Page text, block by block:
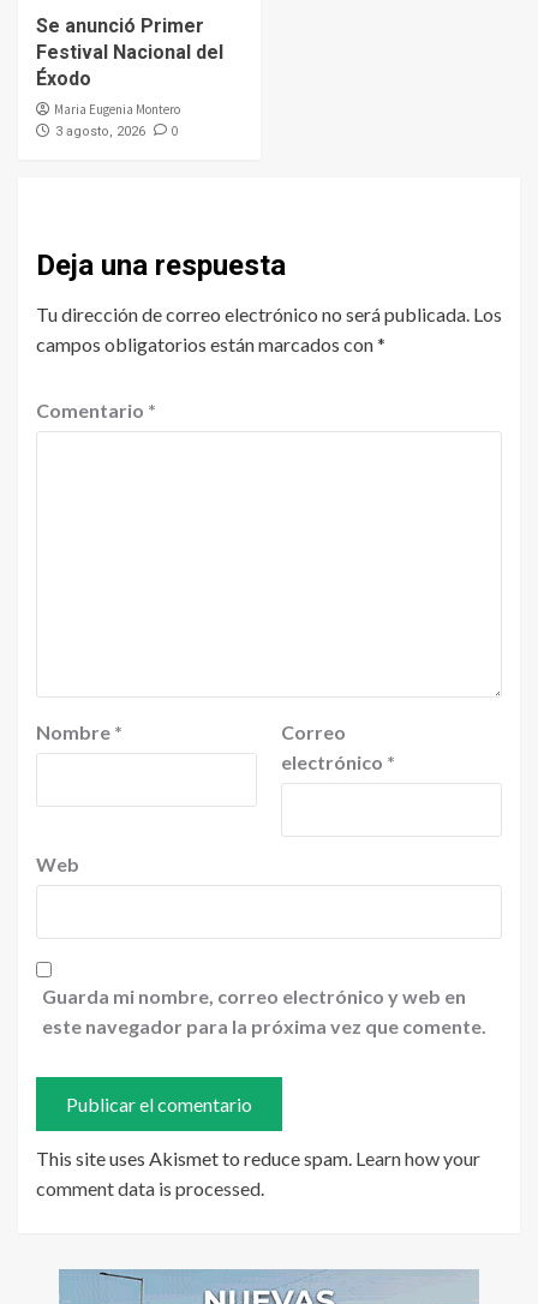
Se anunció Primer
Festival Nacional del
Éxodo
Maria Eugenia Montero
3 agosto, 2026 0
Deja una respuesta
Tu dirección de correo electrónico no será publicada. Los
campos obligatorios están marcados con*
Comentario *
Nombre *
Correo
electrónico *
Web
Guarda mi nombre, correo electrónico y web en
este navegador para la próxima vez que comente.
This site uses Akismet to reduce spam. Learn how your
comment data is processed.